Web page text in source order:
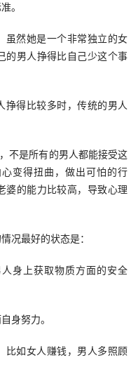
。
然她是一个非常独立的女
的男人挣得比自己少这个事
得比较多时，传统的男人
是所有的男人都能接受这
变得扭曲，做出可怕的行
婆的能力比较高，导致心理
最好的状态是：
身上获取物质方面的安全
身努力。
如女人赚钱，男人多照顾